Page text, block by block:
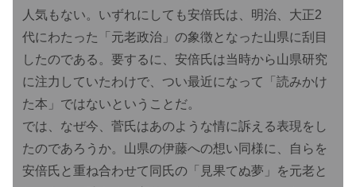
人気もない。いずれにしても安倍氏は、明治、大正2
代にわたった「元老政治」の象徴となった山県に刮目
したのである。要するに、安倍氏は当時から山県研究
に注力していたわけで、つい最近になって「読みかけ
た本」ではないということだ。
では、なぜ今、菅氏はあのような情に訴える表現をし
たのであろうか。山県の伊藤への想い同様に、自らを
安倍氏と重ね合わせて同氏の「見果てぬ夢」を元老と